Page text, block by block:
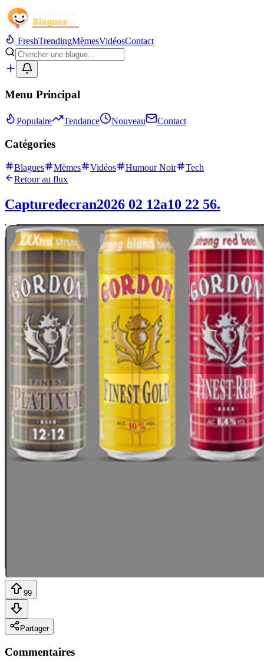
FreshTrendingMèmesVidéosContact
Menu Principal
Populaire Tendance Nouveau Contact
Catégories
Blagues Mèmes Vidéos Humour Noir
Tech
Retour au flux
Capturedecran2026 02 12a10 22 56.
99
Partager
Commentaires